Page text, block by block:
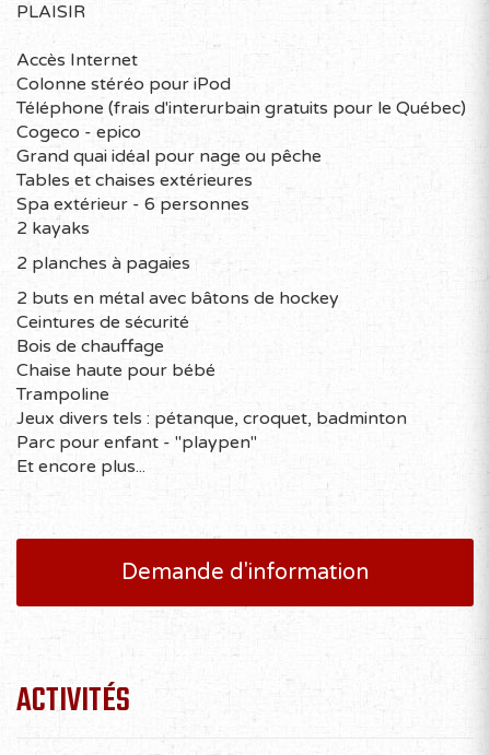
PLAISIR
Accès Internet
Colonne stéréo pour iPod
Téléphone (frais d'interurbain gratuits pour le Québec)
Cogeco - epico
Grand quai idéal pour nage ou pêche
Tables et chaises extérieures
Spa extérieur - 6 personnes
2 kayaks
2 planches à pagaies
2 buts en métal avec bâtons de hockey
Ceintures de sécurité
Bois de chauffage
Chaise haute pour bébé
Trampoline
Jeux divers tels : pétanque, croquet, badminton
Parc pour enfant - "playpen"
Et encore plus...
Demande d'information
ACTIVITÉS